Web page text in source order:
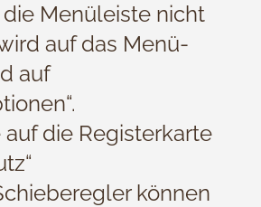
Menüleiste nicht
auf das Menü-
auf
auf die Registerkarte
können